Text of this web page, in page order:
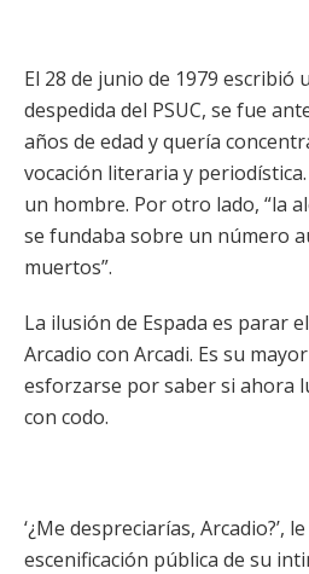
El 28 de junio de 1979 escribió
despedida del PSUC, se fue
años de edad y quería
vocación literaria y
un hombre. Por otro lado, “la
se fundaba sobre un número
muertos”.
La ilusión de Espada es parar
Arcadio con Arcadi. Es su
esforzarse por saber si ahora
con codo.
‘¿Me despreciarías, Arcadio?’,
escenificación pública de su